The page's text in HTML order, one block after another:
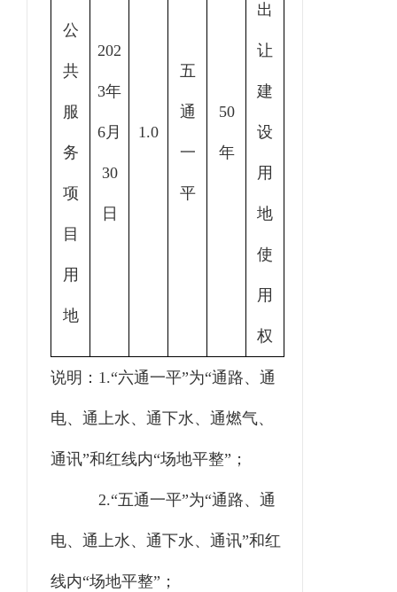
公
共
服
务
项
目
用
地
202
3年
6月
30
日
1.0
五
通
一
平
50
年
出
让
建
设
用
地
使
用
权
说明： 1.“六通一平”为“通路、通
电、通上水、通下水、通燃气、
通讯”和红线内“场地平整”；
2.“五通一平”为“通路、通
电、通上水、通下水、通讯”和红
线内“场地平整”；